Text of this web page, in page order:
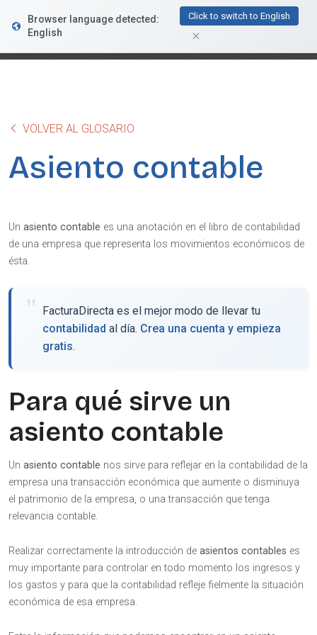
FacturaDirecta
Browser language detected:
English
Click to switch to English
VOLVER AL GLOSARIO
Asiento contable
Un asiento contable es una anotación en el libro de contabilidad
de una empresa que representa los movimientos económicos de
ésta.
FacturaDirecta es el mejor modo de llevar tu
contabilidad al día. Crea una cuenta y empieza
gratis.
Para qué sirve un
asiento contable
Un asiento contable nos sirve para reflejar en la contabilidad de la
empresa una transacción económica que aumente o disminuya
el patrimonio de la empresa, o una transacción que tenga
relevancia contable.
Realizar correctamente la introducción de asientos contables es
muy importante para controlar en todo momento los ingresos y
los gastos y para que la contabilidad refleje fielmente la situación
económica de esa empresa.